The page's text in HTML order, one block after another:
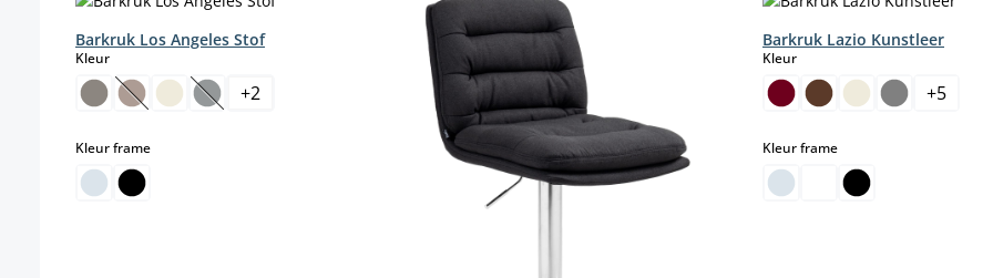
Barkruk Los Angeles Stof
Kleurselect
(Deze optie is momenteel niet beschikbaar.)
(Deze optie is momenteel niet beschikbaar.)
+2
Kleur frameselect
Barkruk Lazio Kunstleer
Kleurselect
+5
Kleur frameselect